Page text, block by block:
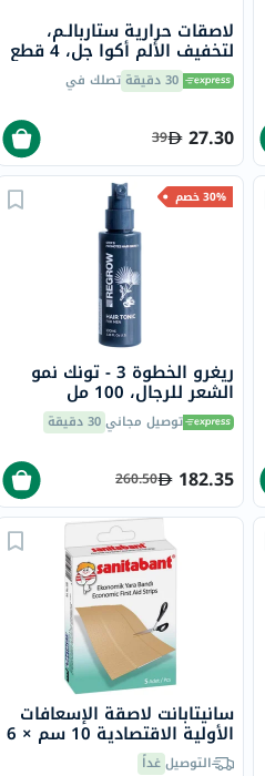
لاصقات حرارية ستاربالـم،
لتخفيف الألم أكوا جل، 4 قطع
30 دقيقة تصلك في
27.30
39
30% خصم
ريغرو الخطوة 3 - تونك نمو
الشعر للرجال، 100 مل
توصيل مجاني30 دقيقة
182.35
260.50
سانيتابانت لاصقة الإسعافات
الأولية الاقتصادية 10 سم × 6
سم 5 قطعالتوصيلغداً